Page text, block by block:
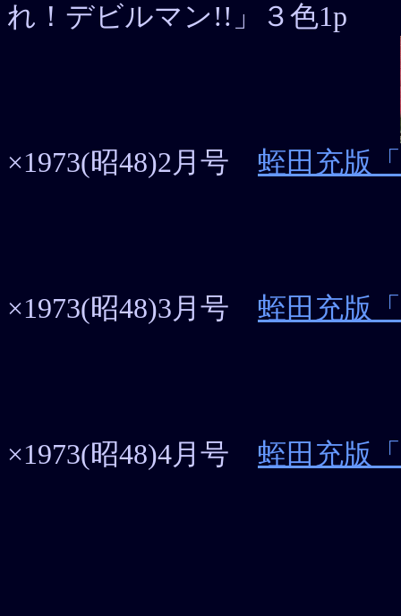
れ！デビルマン!!」３色1p
×1973(昭48)2月号 蛭田充版
×1973(昭48)3月号 蛭田充版
×1973(昭48)4月号 蛭田充版